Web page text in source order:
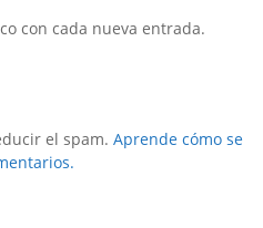
con cada nueva entrada.
el spam. Aprende cómo se